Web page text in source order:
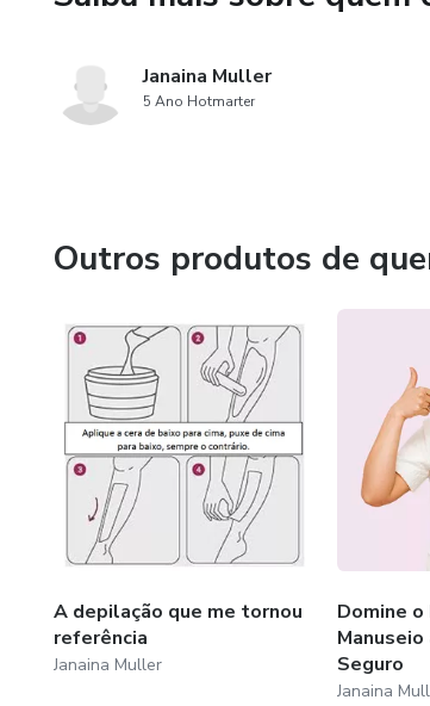
Janaina Muller
5 Ano Hotmarter
Outros produtos de
A depilação que me tornou
referência
Janaina Muller
Domine
Seguro
Janaina